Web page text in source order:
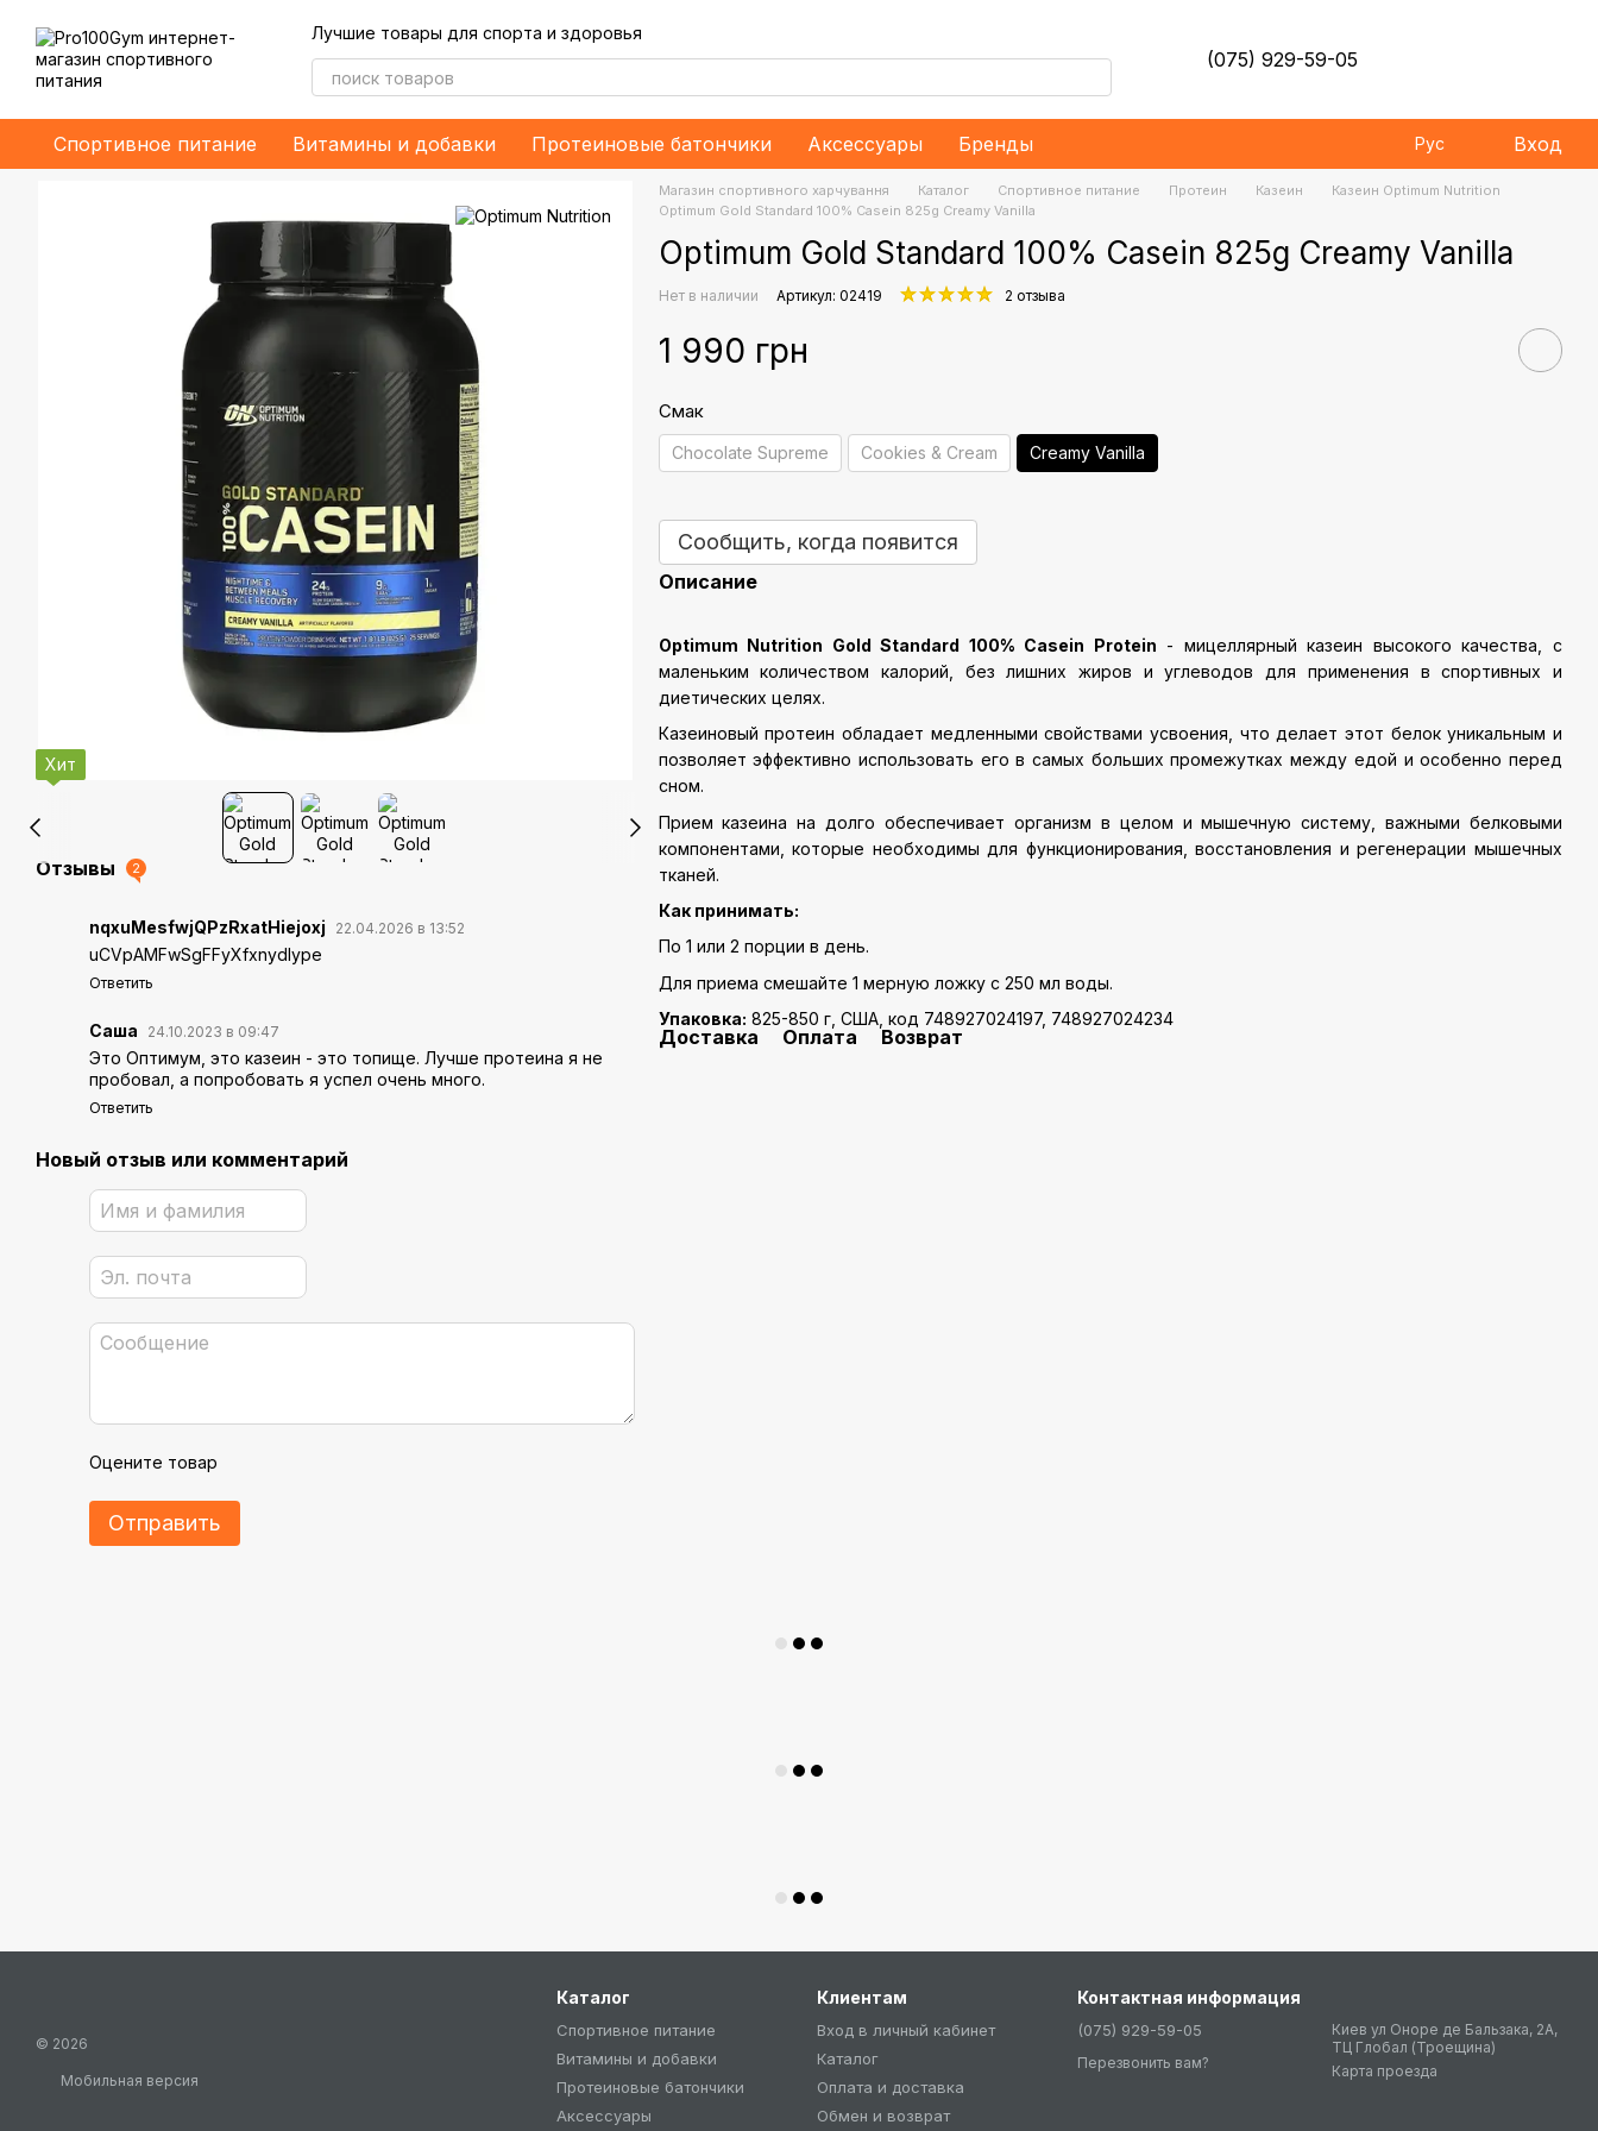
Лучшие товары для спорта и здоровья
(075) 929-59-05
Спортивное питание Витамины и добавки Протеиновые батончики Аксессуары Бренды Рус Вход
Хит
Отзывы 2
nqxuMesfwjQPzRxatHiejoxj 22.04.2026 в 13:52
uCVpAMFwSgFFyXfxnydIype
Ответить
Саша 24.10.2023 в 09:47
Это Оптимум, это казеин - это топище. Лучше протеина я не
пробовал, а попробовать я успел очень много.
Ответить
Новый отзыв или комментарий
Оцените товар
Отправить
Магазин спортивного харчування Каталог Спортивное питание Протеин Казеин
Казеин Optimum Nutrition
Optimum Gold Standard 100% Casein 825g Creamy Vanilla
Optimum Gold Standard 100% Casein 825g Creamy Vanilla
Нет в наличии Артикул: 02419 2 отзыва
1 990 грн
Смак
Chocolate Supreme Cookies & Cream Creamy Vanilla
Сообщить, когда появится
Описание
Optimum Nutrition Gold Standard 100% Casein Protein - мицеллярный казеин высокого качества, с
маленьким количеством калорий, без лишних жиров и углеводов для применения в спортивных и
диетических целях.
Казеиновый протеин обладает медленными свойствами усвоения, что делает этот белок уникальным и
позволяет эффективно использовать его в самых больших промежутках между едой и особенно перед
сном.
Прием казеина на долго обеспечивает организм в целом и мышечную систему, важными белковыми
компонентами, которые необходимы для функционирования, восстановления и регенерации мышечных
тканей.
Как принимать:
По 1 или 2 порции в день.
Для приема смешайте 1 мерную ложку с 250 мл воды.
Упаковка: 825-850 г, США, код 748927024197, 748927024234
Доставка Оплата Возврат
© 2026
Мобильная версия
Каталог
Спортивное питание
Витамины и добавки
Протеиновые батончики
Аксессуары
Клиентам
Вход в личный кабинет
Каталог
Оплата и доставка
Обмен и возврат
Контактная информация
(075) 929-59-05
Перезвонить вам?
Киев ул Оноре де Бальзака, 2А,
ТЦ Глобал (Троещина)
Карта проезда